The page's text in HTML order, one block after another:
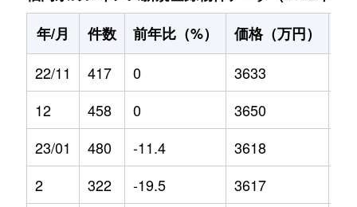
年/月
件数 前年比（%） 価格（万円）
22/11
417 0 3633
12
458 0 3650
23/01
480 -11.4 3618
2
322 -19.5 3617